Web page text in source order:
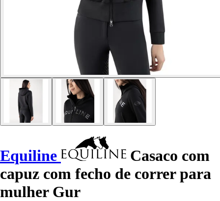
Equiline
Casaco com
capuz com fecho de correr para
mulher Gur